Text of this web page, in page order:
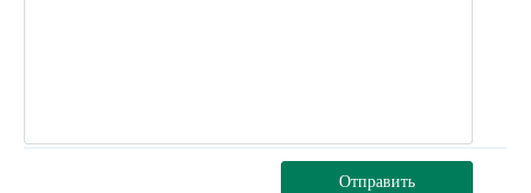
Отправить